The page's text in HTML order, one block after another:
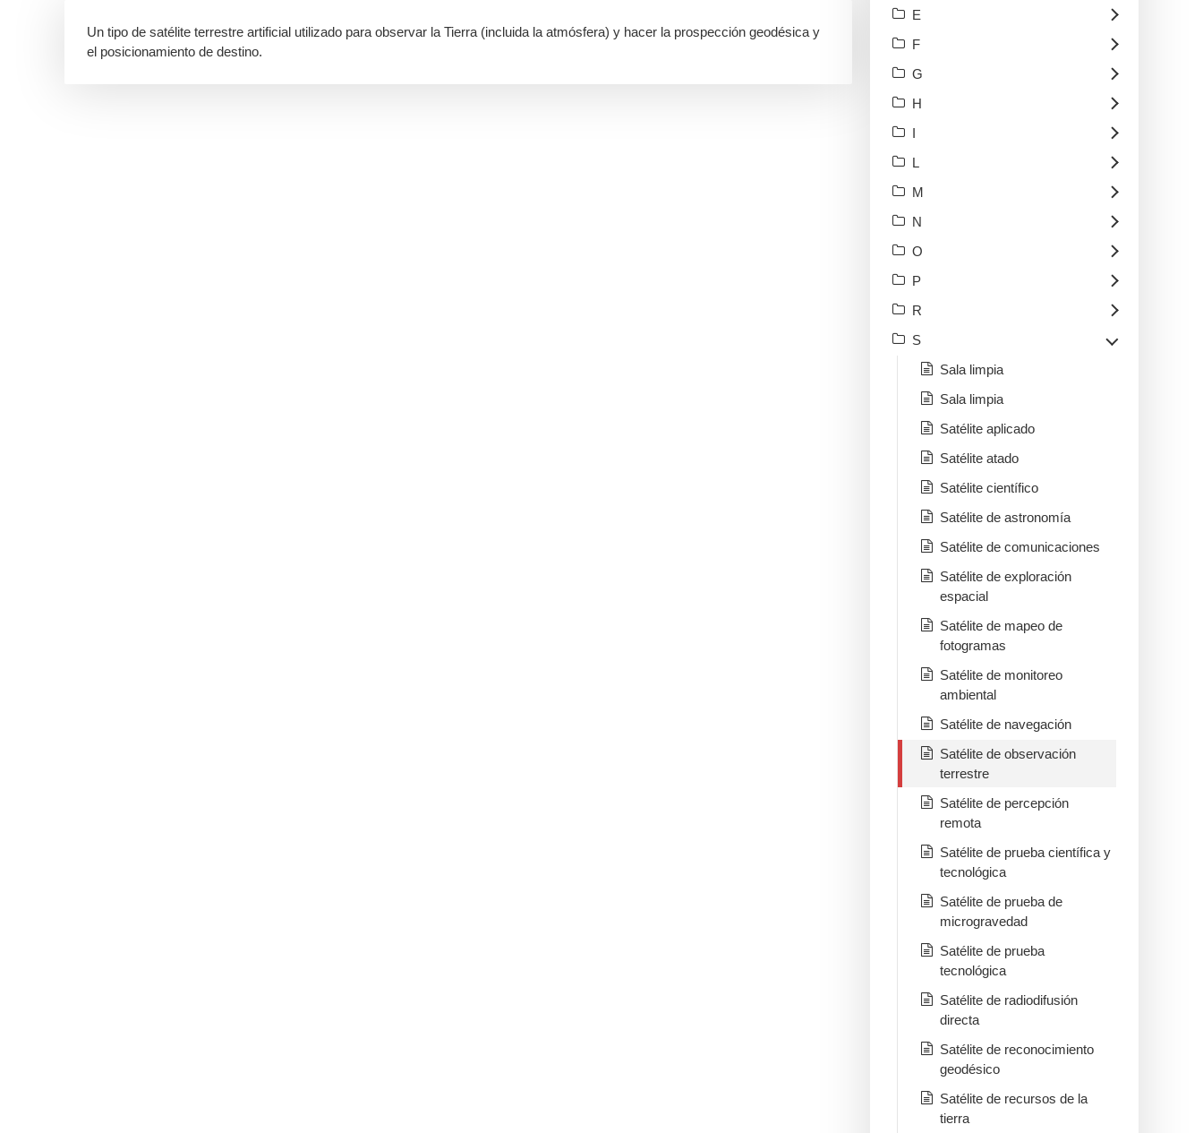
Un tipo de satélite terrestre artificial utilizado para observar la Tierra (incluida la atmósfera) y hacer la prospección geodésica y
el posicionamiento de destino.
E
F
G
H
I
L
M
N
O
P
R
S
Sala limpia
Sala limpia
Satélite aplicado
Satélite atado
Satélite científico
Satélite de astronomía
Satélite de comunicaciones
Satélite de exploración
espacial
Satélite de mapeo de
fotogramas
Satélite de monitoreo
ambiental
Satélite de navegación
Satélite de observación
terrestre
Satélite de percepción
remota
Satélite de prueba científica y
tecnológica
Satélite de prueba de
microgravedad
Satélite de prueba
tecnológica
Satélite de radiodifusión
directa
Satélite de reconocimiento
geodésico
Satélite de recursos de la
tierra